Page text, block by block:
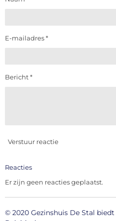
E-mailadres *
Bericht *
Verstuur reactie
Reacties
Er zijn geen reacties geplaatst.
© 2020 Gezinshuis De Stal biedt